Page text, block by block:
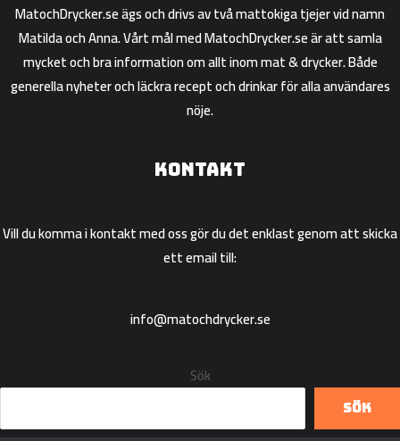
MatochDrycker.se ägs och drivs av två mattokiga tjejer vid namn
Matilda och Anna. Vårt mål med MatochDrycker.se är att samla
mycket och bra information om allt inom mat & drycker. Både
generella nyheter och läckra recept och drinkar för alla användares
nöje.
Kontakt
Vill du komma i kontakt med oss gör du det enklast genom att skicka
ett email till:
info@matochdrycker.se
Sök
Sök